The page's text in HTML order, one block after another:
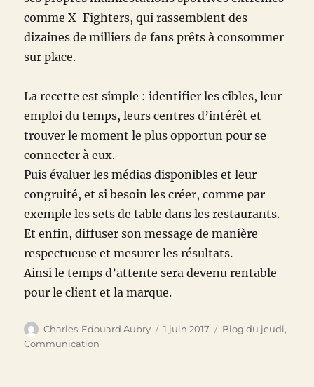
comme X-Fighters, qui rassemblent des
dizaines de milliers de fans prêts à consommer
sur place.
La recette est simple : identifier les cibles, leur
emploi du temps, leurs centres d’intérêt et
trouver le moment le plus opportun pour se
connecter à eux.
Puis évaluer les médias disponibles et leur
congruité, et si besoin les créer, comme par
exemple les sets de table dans les restaurants.
Et enfin, diffuser son message de manière
respectueuse et mesurer les résultats.
Ainsi le temps d’attente sera devenu rentable
pour le client et la marque.
Auteur
Charles-Edouard Aubry
Publié
1 juin 2017 Catégories
Blog du jeudi,
Communication